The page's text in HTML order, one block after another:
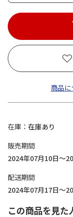
商品
在庫
在庫あり
販売期間
2024年07月10日～
配送期間
2024年07月17日～
この商品を見た